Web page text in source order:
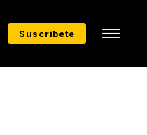
Suscríbete